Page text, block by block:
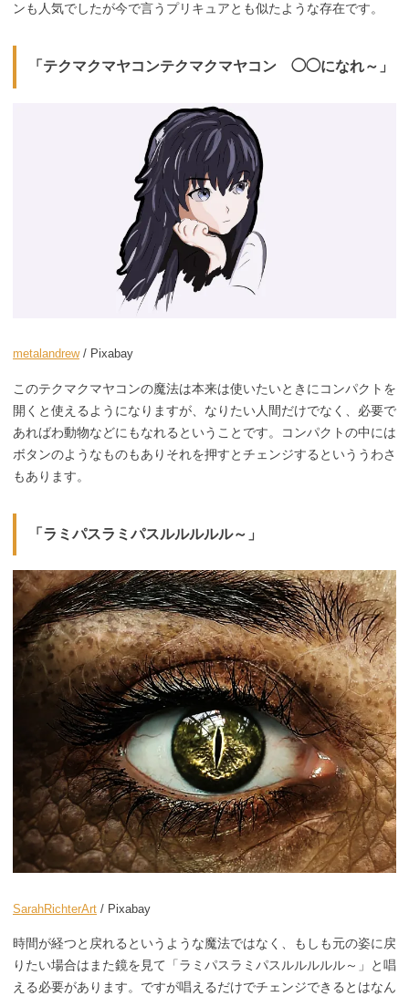
ンも人気でしたが今で言うプリキュアとも似たような存在です。
「テクマクマヤコンテクマクマヤコン ◯◯になれ～」
metalandrew/ Pixabay
このテクマクマヤコンの魔法は本来は使いたいときにコンパクトを
開くと使えるようになりますが、なりたい人間だけでなく、必要で
あればわ動物などにもなれるということです。コンパクトの中には
ボタンのようなものもありそれを押すとチェンジするといううわさ
もあります。
「ラミパスラミパスルルルルル～」
SarahRichterArt / Pixabay
時間が経つと戻れるというような魔法ではなく、もしも元の姿に戻
りたい場合はまた鏡を見て「ラミパスラミパスルルルルル～」と唱
える必要があります。ですが唱えるだけでチェンジできるとはなん